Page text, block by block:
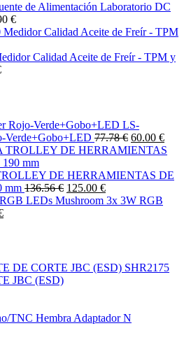
de Alimentación Laboratorio DC
€
Calidad Aceite de Freír - TPM y
LS-
Verde+Gobo+LED 77.78 € 60.00 €
DE HERRAMIENTAS DE
mm 136.56 € 125.00 €
Mushroom 3x 3W RGB
SHR2175
JBC (ESD)
Adaptador N